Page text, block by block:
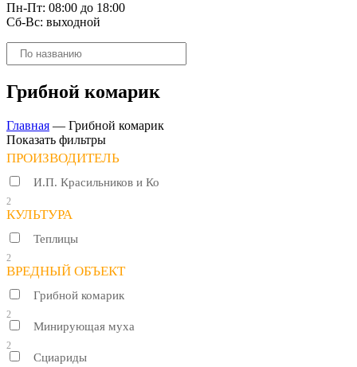
Пн-Пт: 08:00 до 18:00
Сб-Вс: выходной
Поиск
товаров
Грибной комарик
Главная — Грибной комарик
Показать фильтры
ПРОИЗВОДИТЕЛЬ
И.П. Красильников и Ко
2
КУЛЬТУРА
Теплицы
2
ВРЕДНЫЙ ОБЪЕКТ
Грибной комарик
2
Минирующая муха
2
Сциариды